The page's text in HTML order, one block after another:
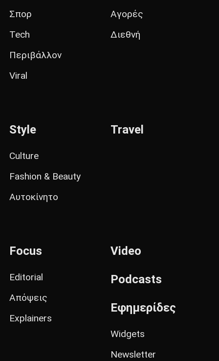
Σπορ
Tech
Περιβάλλον
Viral
Αγορές
Διεθνή
Style
Culture
Fashion & Beauty
Αυτοκίνητο
Travel
Focus
Editorial
Απόψεις
Explainers
Video
Podcasts
Εφημερίδες
Widgets
Newsletter